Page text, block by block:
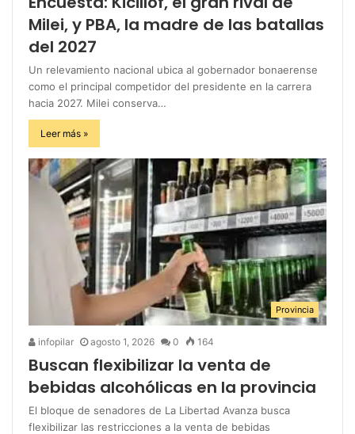
Milei, y PBA, la madre de las batallas
del 2027
Un relevamiento nacional ubica al gobernador bonaerense
como el principal competidor del presidente en la carrera
hacia 2027. Milei conserva…
Leer más »
Provincia
infopilar agosto 1, 2026 0 164
Buscan flexibilizar la venta de
bebidas alcohólicas en la provincia
El bloque de senadores de La Libertad Avanza busca
flexibilizar las restricciones a la venta de bebidas